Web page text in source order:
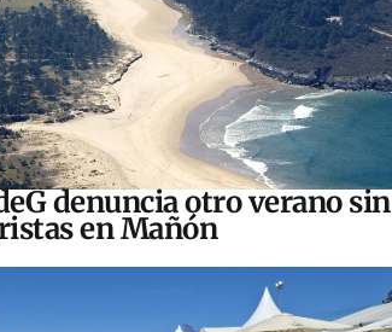
denuncia otro verano sin
en Mañón